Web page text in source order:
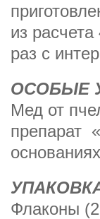
из
раз с
ОСОБЫЕ
Мед от
препарат
Флаконы